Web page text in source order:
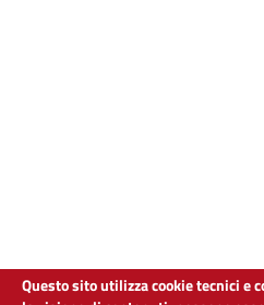
Questo sito utilizza cookie tecnici e